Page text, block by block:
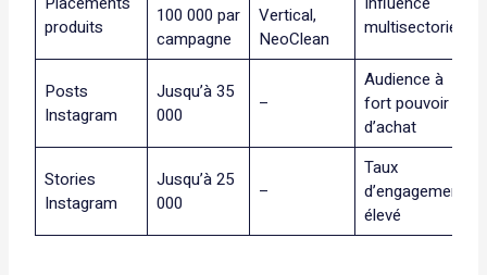
produits
100 000 par
campagne
Vertical,
NeoClean
multisectorielle
Posts
Instagram
Jusqu’à 35
000
–
Audience à
fort pouvoir
d’achat
Stories
Instagram
Jusqu’à 25
000
–
Taux
d’engagement
élevé